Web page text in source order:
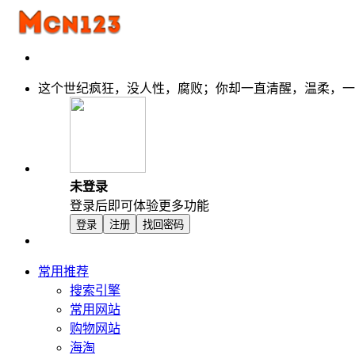
这个世纪疯狂，没人性，腐败；你却一直清醒，温柔，
未登录
登录后即可体验更多功能
登录 注册 找回密码
常用推荐
搜索引擎
常用网站
购物网站
海淘